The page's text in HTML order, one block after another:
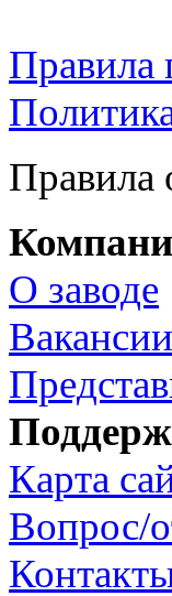
Правила
Правила
О заводе
Вакансии
Карта
Вопрос/